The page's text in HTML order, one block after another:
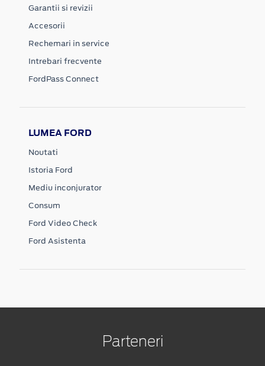
Garantii si revizii
Accesorii
Rechemari in service
Intrebari frecvente
FordPass Connect
LUMEA FORD
Noutati
Istoria Ford
Mediu inconjurator
Consum
Ford Video Check
Ford Asistenta
Parteneri